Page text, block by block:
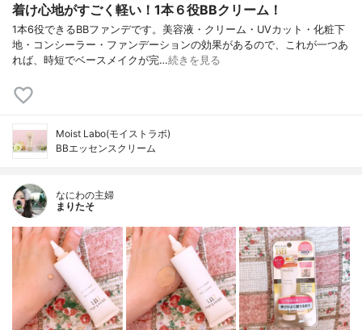
着け心地がすごく軽い！1本６役BBクリーム！
1本6役できるBBファンデです。美容液・クリーム・UVカット・化粧下
地・コンシーラー・ファンデーションの効果があるので、これが一つあ
れば、時短でベースメイクが完…続きを見る
Moist Labo(モイストラボ)
BBエッセンスクリーム
なにわの主婦
まりたそ